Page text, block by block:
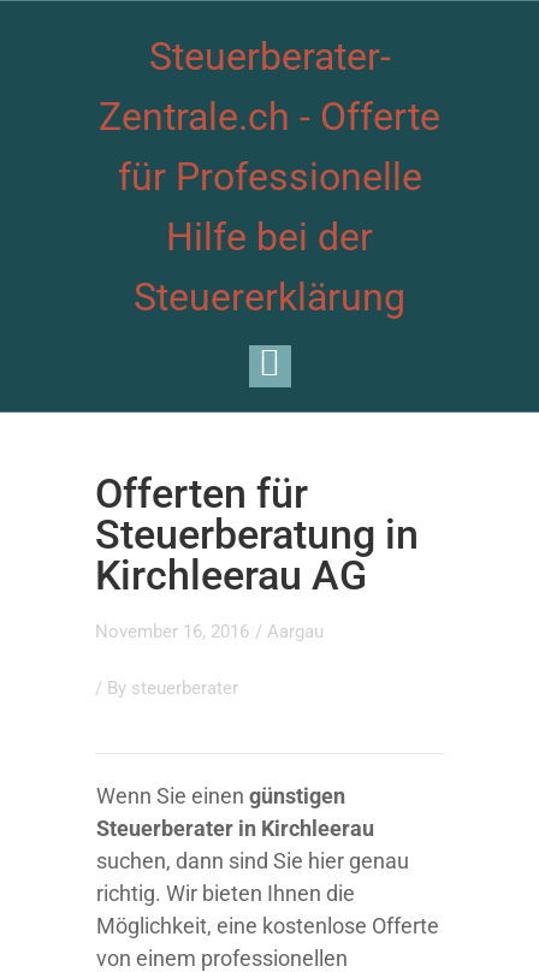
Steuerberater-
Zentrale.ch - Offerte
für Professionelle
Hilfe bei der
Steuererklärung
Offerten für
Steuerberatung in
Kirchleerau AG
November 16, 2016 / Aargau
/ By steuerberater
Wenn Sie einen günstigen
Steuerberater in Kirchleerau
suchen, dann sind Sie hier genau
richtig. Wir bieten Ihnen die
Möglichkeit, eine kostenlose Offerte
von einem professionellen